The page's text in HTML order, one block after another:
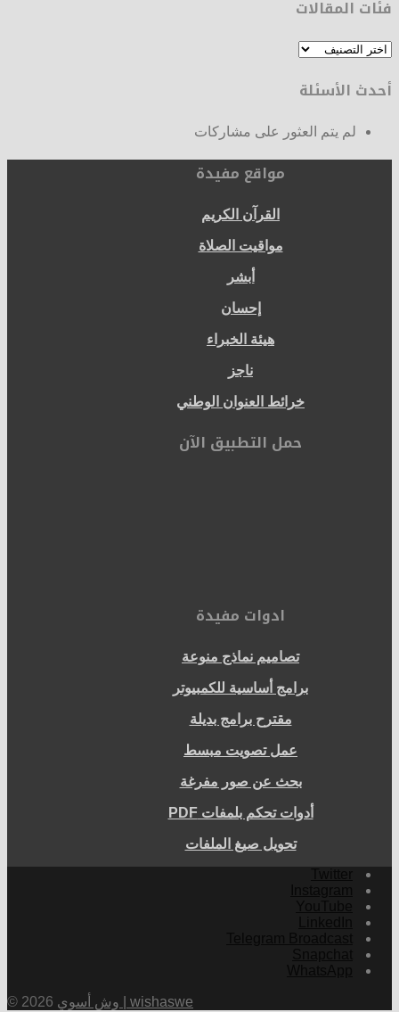
فئات المقالات
فئات
أحدث الأسئلة
لم يتم العثور على مشاركات
مواقع مفيدة
القرآن الكريم
مواقيت الصلاة
أبشر
إحسان
هيئة الخبراء
ناجز
خرائط العنوان الوطني
حمل التطبيق الآن
ادوات مفيدة
تصاميم نماذج منوعة
برامج أساسية للكمبيوتر
مقترح برامج بديلة
عمل تصويت مبسط
بحث عن صور مفرغة
أدوات تحكم بلمفات PDF
تحويل صيغ الملفات
© 2026 وش أسوي | wishaswe